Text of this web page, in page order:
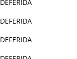
DEFERIDA
DEFERIDA
DEFERIDA